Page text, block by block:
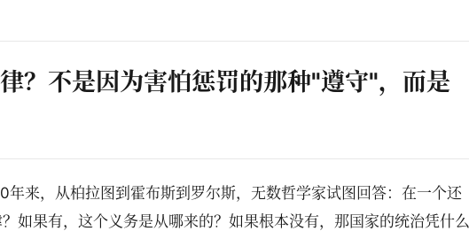
？不是因为害怕惩罚的那种"遵守"，而是
来，从柏拉图到霍布斯到罗尔斯，无数哲学家试图回答：在一个还
如果有，这个义务是从哪来的？如果根本没有，那国家的统治凭什么